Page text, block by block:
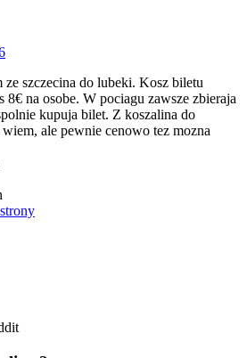
ze szczecina do lubeki. Kosz biletu
8€ na osobe. W pociagu zawsze zbieraja
kupuja bilet. Z koszalina do
ale pewnie cenowo tez mozna